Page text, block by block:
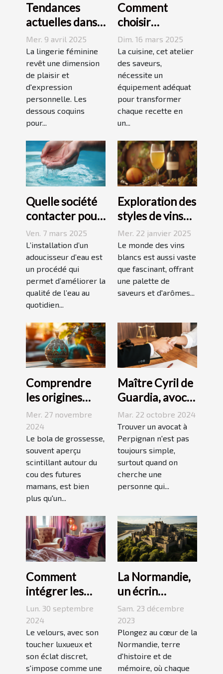
Tendances
actuelles dans
les dessous
coquins pour
femmes
Mer. 9 avril 2025
La lingerie féminine
revêt une dimension
de plaisir et
d'expression
personnelle. Les
dessous coquins
pour...
Comment
choisir
l'équipement
de cuisine idéal
pour vos
recettes
Dim. 16 mars 2025
La cuisine, cet atelier
des saveurs,
nécessite un
équipement adéquat
pour transformer
chaque recette en
un...
Quelle société
contacter pour
l'installation
d'un
adoucisseur
d'eau ?
Ven. 7 mars 2025
L’installation d’un
adoucisseur d’eau est
un procédé qui
permet d’améliorer la
qualité de l’eau au
quotidien...
Exploration des
styles de vins
blancs issus de
vignobles
renommés
Mer. 22 janvier 2025
Le monde des vins
blancs est aussi vaste
que fascinant, offrant
une palette de
saveurs et d'arômes...
Comprendre
les origines
culturelles du
bola de
grossesse
Mer. 27 novembre
2024
Le bola de grossesse,
souvent aperçu
scintillant autour du
cou des futures
mamans, est bien
plus qu'un...
Maître Cyril de
Guardia, avocat
renommé à
Perpignan
Mar. 22 octobre 2024
Trouver un avocat à
Perpignan n'est pas
toujours simple,
surtout quand on
cherche une
personne qui...
Comment
intégrer les
accessoires en
velours dans
votre quotidien
Lun. 30 septembre
2024
Le velours, avec son
toucher luxueux et
son éclat discret,
s'impose comme une
La Normandie,
un écrin
historique pour
des
événements
mémorables
Sam. 23 décembre
2023
Plongez au cœur de la
Normandie, terre
d'histoire et de
mémoire, où chaque